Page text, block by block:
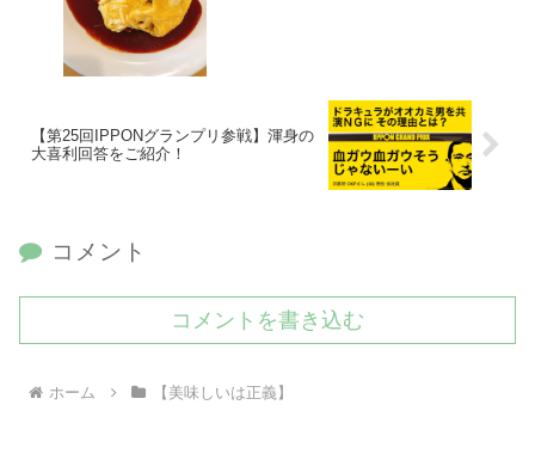
【第25回IPPONグランプリ参戦】渾身の
大喜利回答をご紹介！
コメント
コメントを書き込む
ホーム 【美味しいは正義】